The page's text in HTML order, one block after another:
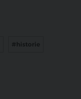
#historie